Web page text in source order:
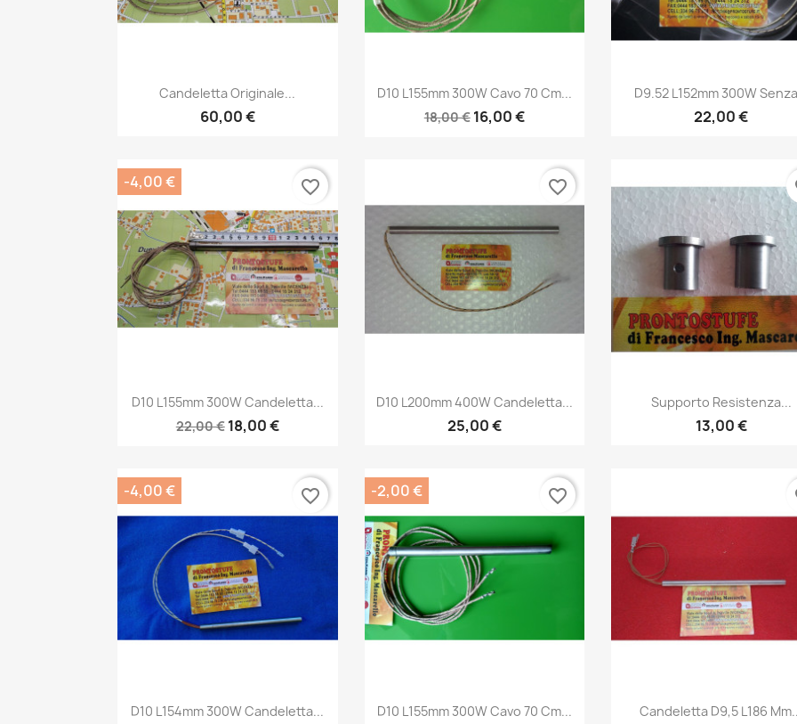
Anteprima
Candeletta Originale...
60,00 €
Anteprima
D10 L155mm 300W Cavo 70 Cm...
18,00 € 16,00 €
Anteprima
D9.52 L152mm 300W
22,00 €
Anteprima
D10 L155mm 300W Candeletta...
22,00 € 18,00 €
-4,00 € favorite_border
Anteprima
D10 L200mm 400W Candeletta...
25,00 €
favorite_border
Anteprima
Supporto Resistenza...
13,00 €
Anteprima
D10 L154mm 300W Candeletta...
-4,00 € favorite_border
Anteprima
D10 L155mm 300W Cavo 70 Cm...
-2,00 € favorite_border
Anteprima
Candeletta D9,5 L186